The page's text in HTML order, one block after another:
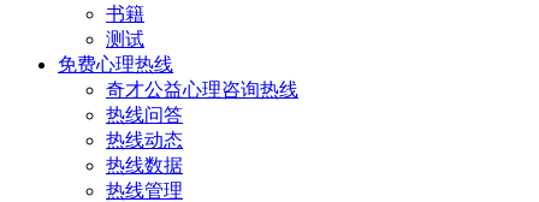
书籍
测试
免费心理热线
奇才公益心理咨询热线
热线问答
热线动态
热线数据
热线管理